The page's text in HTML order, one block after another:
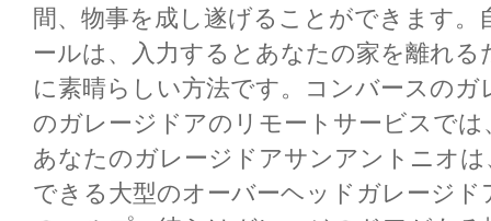
間、物事を成し遂げることができます
ールは、入力するとあなたの家を離れ
に素晴らしい方法です。コンバースの
のガレージドアのリモートサービスで
あなたのガレージドアサンアントニオ
できる大型のオーバーヘッドガレージ